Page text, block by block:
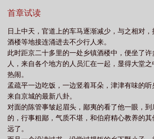
把他放在眼里时，孟疏平惊讶的在心里想道，“
有，祖父是怎么管人的？”孟伯爷刀子似的目光
事，小管事脸色一白，扑通跪在了地上。当府上
陷害孟疏平的子女向孟爹求情时，孟疏平猛的
瘩，“噫～，好矫揉造作的演技，我爹原来就吃这
身一僵，孟爹尴尬的咳嗽了一声。当被皇上坑了
脸不高兴，“你们皇家的人心可真脏！”皇上及众
……众所周知，江辞壑在朝中出了名的小心眼儿
惦记上，那可没好日子过。没想到他第一次见孟
疏平在心里骂他，“tui！长得倒是挺像人的，就
不经意间一抬头，就对上了一双沉沉看过来的双
首章试读
日上中天，官道上的车马逐渐减少，与之相对，
酒楼等地接连涌进去不少行人来。
此时距京二十多里的一处乡镇酒楼中，便坐了
人，来自各个地方的人员汇在一起，显得大堂
热闹。
孟疏平一边吃饭，一边竖着耳朵，津津有味的
来自京城的最新八卦。
对面的陈管事皱起眉头，鄙夷的看了他一眼，
的，行事粗鄙，气质不堪，和伯府精心教养的
远了。